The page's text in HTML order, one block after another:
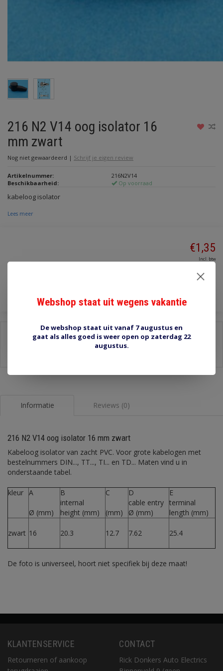
216 N2 V14 oog isolator 16
mm zwart
Nog niet gewaardeerd | Schrijf je eigen review
Artikelnummer:
216N2V14
Beschikbaarheid:
Op voorraad
kabeloog isolator
Lees meer
€1,35
Incl. btw
Informatie Reviews (0)
216 N2 V14 oog isolator 16 mm zwart
Kabeloog isolator van zacht PVC. Voor grote kabelogen met
bestelnummers DIN..., TT..., TI... en TD... Maten vind u in
onderstaande tabel.
kleur A
Ø (mm)
B
internal
height (mm)
C
(mm)
D
cable entry
Ø (mm)
E
terminal
length (mm)
zwart 16 20.3 12.7 7.62 25.4
De foto is universeel, hoort niet specifiek bij deze maat!
KLANTENSERVICE
Retourneren of aankoop
CONTACT
Rick Donkers Auto Electrics
Webshop staat uit wegens vakantie
De webshop staat uit vanaf 7 augustus en
gaat als alles goed is weer open op zaterdag 22
augustus.